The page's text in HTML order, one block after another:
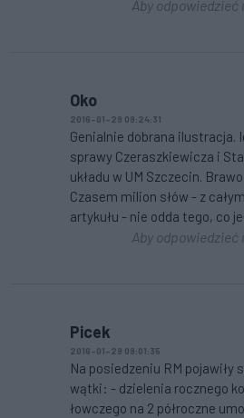
Aby
Oko
2016-01-29 09:24:31
Genialnie dobrana ilustracja.
sprawy Czeraszkiewicza i
układu w UM Szczecin.
Czasem milion słów - z
artykułu - nie odda tego, co
Aby
Picek
2016-01-29 09:01:35
Na posiedzeniu RM pojawiły
wątki: - dzielenia rocznego
łowczego na 2 półroczne